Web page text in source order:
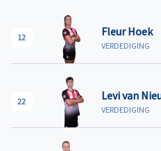
12 Fleur Hoek
VERDEDIGING
22 Levi van
VERDEDIGING